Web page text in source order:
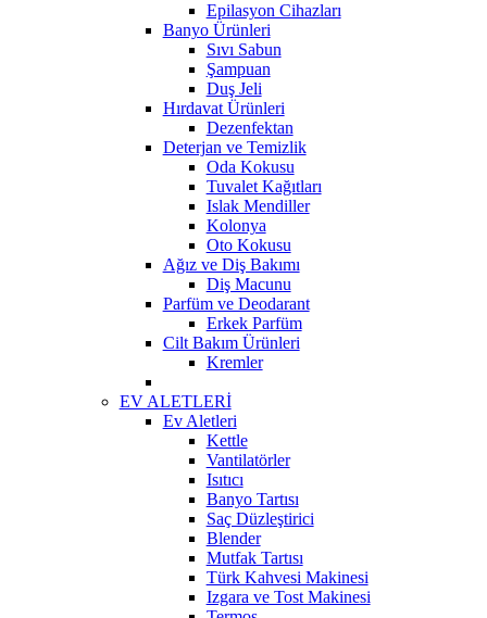
Epilasyon Cihazları
Banyo Ürünleri
Sıvı Sabun
Şampuan
Duş Jeli
Hırdavat Ürünleri
Dezenfektan
Deterjan ve Temizlik
Oda Kokusu
Tuvalet Kağıtları
Islak Mendiller
Kolonya
Oto Kokusu
Ağız ve Diş Bakımı
Diş Macunu
Parfüm ve Deodarant
Erkek Parfüm
Cilt Bakım Ürünleri
Kremler
EV ALETLERİ
Ev Aletleri
Kettle
Vantilatörler
Isıtıcı
Banyo Tartısı
Saç Düzleştirici
Blender
Mutfak Tartısı
Türk Kahvesi Makinesi
Izgara ve Tost Makinesi